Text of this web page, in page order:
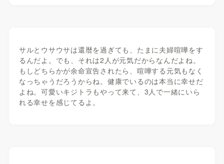
サルとウサウサは還暦を過ぎても、たまに夫婦喧嘩をす
るんだよ。でも、それは2人が元気だからなんだよね。
もしどちらかが余命宣告されたら、喧嘩する元気もなく
なっちゃうだろうからね。健康でいるのは本当に幸せだ
よね。可愛いキジトラもやって来て、3人で一緒にいら
れる幸せを感じてるよ。